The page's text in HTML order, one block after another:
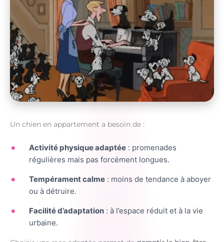
Un chien en appartement a besoin de :
Activité physique adaptée: promenades
régulières mais pas forcément longues.
Tempérament calme: moins de tendance à aboyer
ou à détruire.
Facilité d’adaptation: à l’espace réduit et à la vie
urbaine.